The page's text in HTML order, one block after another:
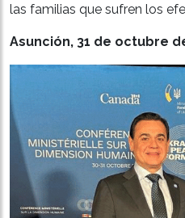
las familias que sufren los
Asunción, 31 de octubre